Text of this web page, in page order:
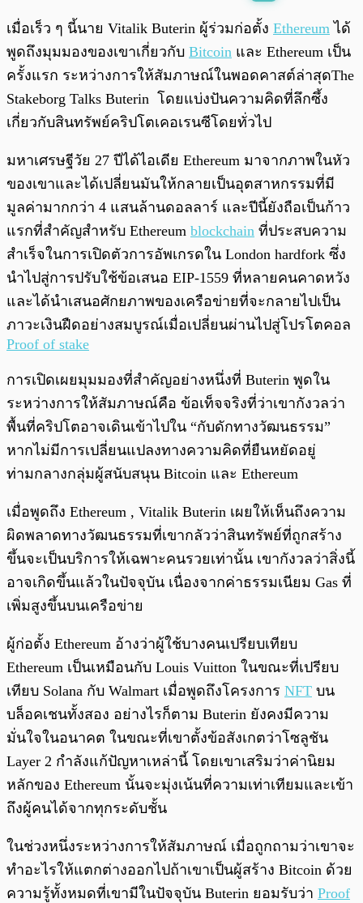
พร้อมเล่น
เมื่อเร็ว ๆ นี้นาย Vitalik Buterin ผู้ร่วมก่อตั้ง Ethereum ได้
พูดถึงมุมมองของเขาเกี่ยวกับ Bitcoin และ Ethereum เป็น
ครั้งแรก ระหว่างการให้สัมภาษณ์ในพอดคาสต์ล่าสุดThe
Stakeborg Talks Buterin โดยแบ่งปันความคิดที่ลึกซึ้ง
เกี่ยวกับสินทรัพย์คริปโตเคอเรนซีโดยทั่วไป
มหาเศรษฐีวัย 27 ปีได้ไอเดีย Ethereum มาจากภาพในหัว
ของเขาและได้เปลี่ยนมันให้กลายเป็นอุตสาหกรรมที่มี
มูลค่ามากกว่า 4 แสนล้านดอลลาร์ และปีนี้ยังถือเป็นก้าว
แรกที่สำคัญสำหรับ Ethereum blockchain ที่ประสบความ
สำเร็จในการเปิดตัวการอัพเกรดใน London hardfork ซึ่ง
นำไปสู่การปรับใช้ข้อเสนอ ​​EIP-1559 ที่หลายคนคาดหวัง
และได้นำเสนอศักยภาพของเครือข่ายที่จะกลายไปเป็น
ภาวะเงินฝืดอย่างสมบูรณ์เมื่อเปลี่ยนผ่านไปสู่โปรโตคอล
Proof of stake
การเปิดเผยมุมมองที่สำคัญอย่างหนึ่งที่ Buterin พูดใน
ระหว่างการให้สัมภาษณ์คือ ข้อเท็จจริงที่ว่าเขากังวลว่า
พื้นที่คริปโตอาจเดินเข้าไปใน “กับดักทางวัฒนธรรม”
หากไม่มีการเปลี่ยนแปลงทางความคิดที่ยืนหยัดอยู่
ท่ามกลางกลุ่มผู้สนับสนุน Bitcoin และ Ethereum
เมื่อพูดถึง Ethereum , Vitalik Buterin เผยให้เห็นถึงความ
ผิดพลาดทางวัฒนธรรมที่เขากลัวว่าสินทรัพย์ที่ถูกสร้าง
ขึ้นจะเป็นบริการให้เฉพาะคนรวยเท่านั้น เขากังวลว่าสิ่งนี้
อาจเกิดขึ้นแล้วในปัจจุบัน เนื่องจากค่าธรรมเนียม Gas ที่
เพิ่มสูงขึ้นบนเครือข่าย
ผู้ก่อตั้ง Ethereum อ้างว่าผู้ใช้บางคนเปรียบเทียบ
Ethereum เป็นเหมือนกับ Louis Vuitton ในขณะที่เปรียบ
เทียบ Solana กับ Walmart เมื่อพูดถึงโครงการ NFT บน
บล็อคเชนทั้งสอง อย่างไรก็ตาม Buterin ยังคงมีความ
มั่นใจในอนาคต ในขณะที่เขาตั้งข้อสังเกตว่าโซลูชัน
Layer 2 กำลังแก้ปัญหาเหล่านี้ โดยเขาเสริมว่าค่านิยม
หลักของ Ethereum นั้นจะมุ่งเน้นที่ความเท่าเทียมและเข้า
ถึงผู้คนได้จากทุกระดับชั้น
ในช่วงหนึ่งระหว่างการให้สัมภาษณ์ เมื่อถูกถามว่าเขาจะ
ทำอะไรให้แตกต่างออกไปถ้าเขาเป็นผู้สร้าง Bitcoin ด้วย
ความรู้ทั้งหมดที่เขามีในปัจจุบัน Buterin ยอมรับว่า Proof